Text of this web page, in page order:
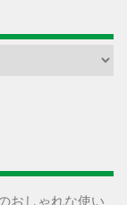
おしゃれな使い